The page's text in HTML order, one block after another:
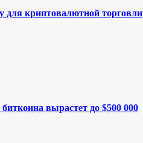
для криптовалютной торговли
вырастет до $500 000